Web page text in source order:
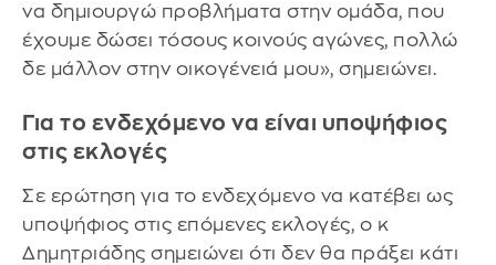
να δημιουργώ προβλήματα στην ομάδα, που
έχουμε δώσει τόσους κοινούς αγώνες, πολλώ
δε μάλλον στην οικογένειά μου», σημειώνει.
Για το ενδεχόμενο να είναι υποψήφιος
στις εκλογές
Σε ερώτηση για το ενδεχόμενο να κατέβει ως
υποψήφιος στις επόμενες εκλογές, ο κ
Δημητριάδης σημειώνει ότι δεν θα πράξει κάτι